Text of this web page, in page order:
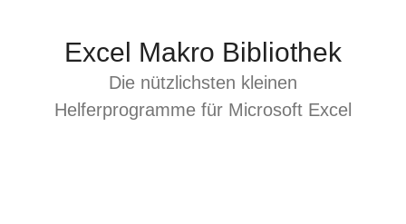
Excel Makro Bibliothek
Die nützlichsten kleinen
Helferprogramme für Microsoft Excel